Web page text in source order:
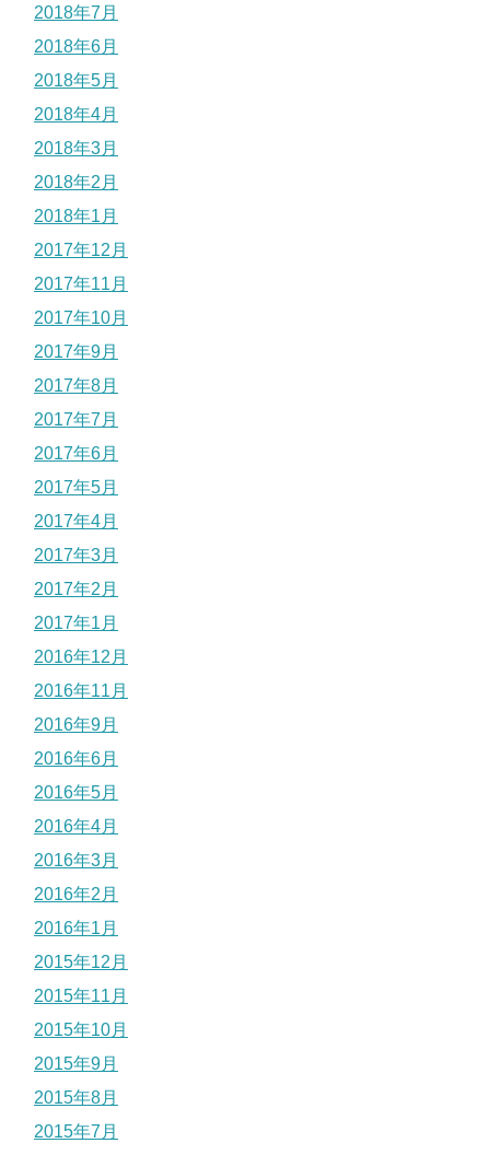
2018年7月
2018年6月
2018年5月
2018年4月
2018年3月
2018年2月
2018年1月
2017年12月
2017年11月
2017年10月
2017年9月
2017年8月
2017年7月
2017年6月
2017年5月
2017年4月
2017年3月
2017年2月
2017年1月
2016年12月
2016年11月
2016年9月
2016年6月
2016年5月
2016年4月
2016年3月
2016年2月
2016年1月
2015年12月
2015年11月
2015年10月
2015年9月
2015年8月
2015年7月